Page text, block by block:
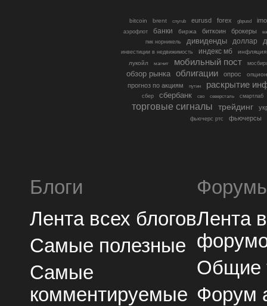
bitcoin brent cnyrub eurusd forex gbpusd
аэрофлот банки биржа биткоин брокеры
гмк норникель
дивиденды доллар
инвестиции в недвижимость индекс мб
инфляция
лукойл
магнит мобильный пост
обзор рынка облигации опрос
прогноз по акциям путин раскрытие
сбер сбербанк сво северсталь смартлаб
торговые сигналы трейдинг
фьючерс ртс фьючерсы
Блоги
Лента всех блогов
Самые полезные
Самые
комментируемые
Лента
Общие
Форум